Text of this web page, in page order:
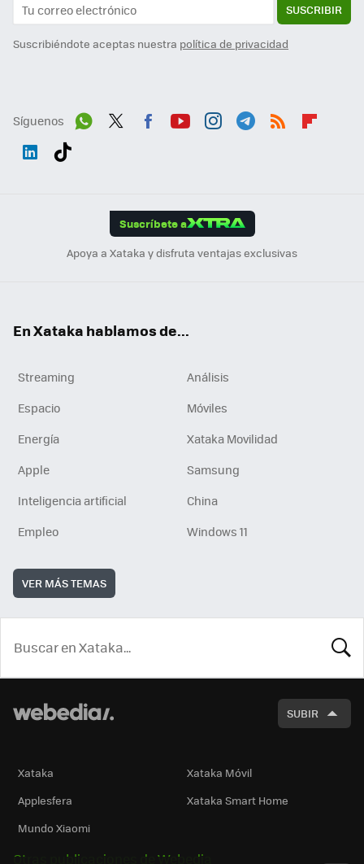
SUSCRIBIR
Suscribiéndote aceptas nuestra política de privacidad
Síguenos
Suscríbete a
Apoya a Xataka y disfruta ventajas exclusivas
En Xataka hablamos de...
Streaming
Análisis
Espacio
Móviles
Energía
Xataka Movilidad
Apple
Samsung
Inteligencia artificial
China
Empleo
Windows 11
VER MÁS TEMAS
SUBIR
Xataka
Xataka Móvil
Applesfera
Xataka Smart Home
Mundo Xiaomi
Otras publicaciones de Webedia